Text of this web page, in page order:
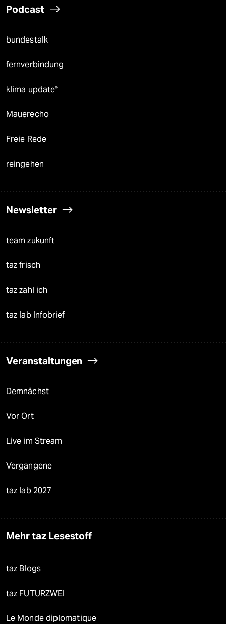
Podcast
bundestalk
fernverbindung
klima update°
Mauerecho
Freie Rede
reingehen
Newsletter
team zukunft
taz frisch
taz zahl ich
taz lab Infobrief
Veranstaltungen
Demnächst
Vor Ort
Live im Stream
Vergangene
taz lab 2027
Mehr taz Lesestoff
taz Blogs
taz FUTURZWEI
Le Monde diplomatique